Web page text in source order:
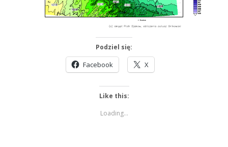
Podziel się:
Facebook X
Like this:
Loading...